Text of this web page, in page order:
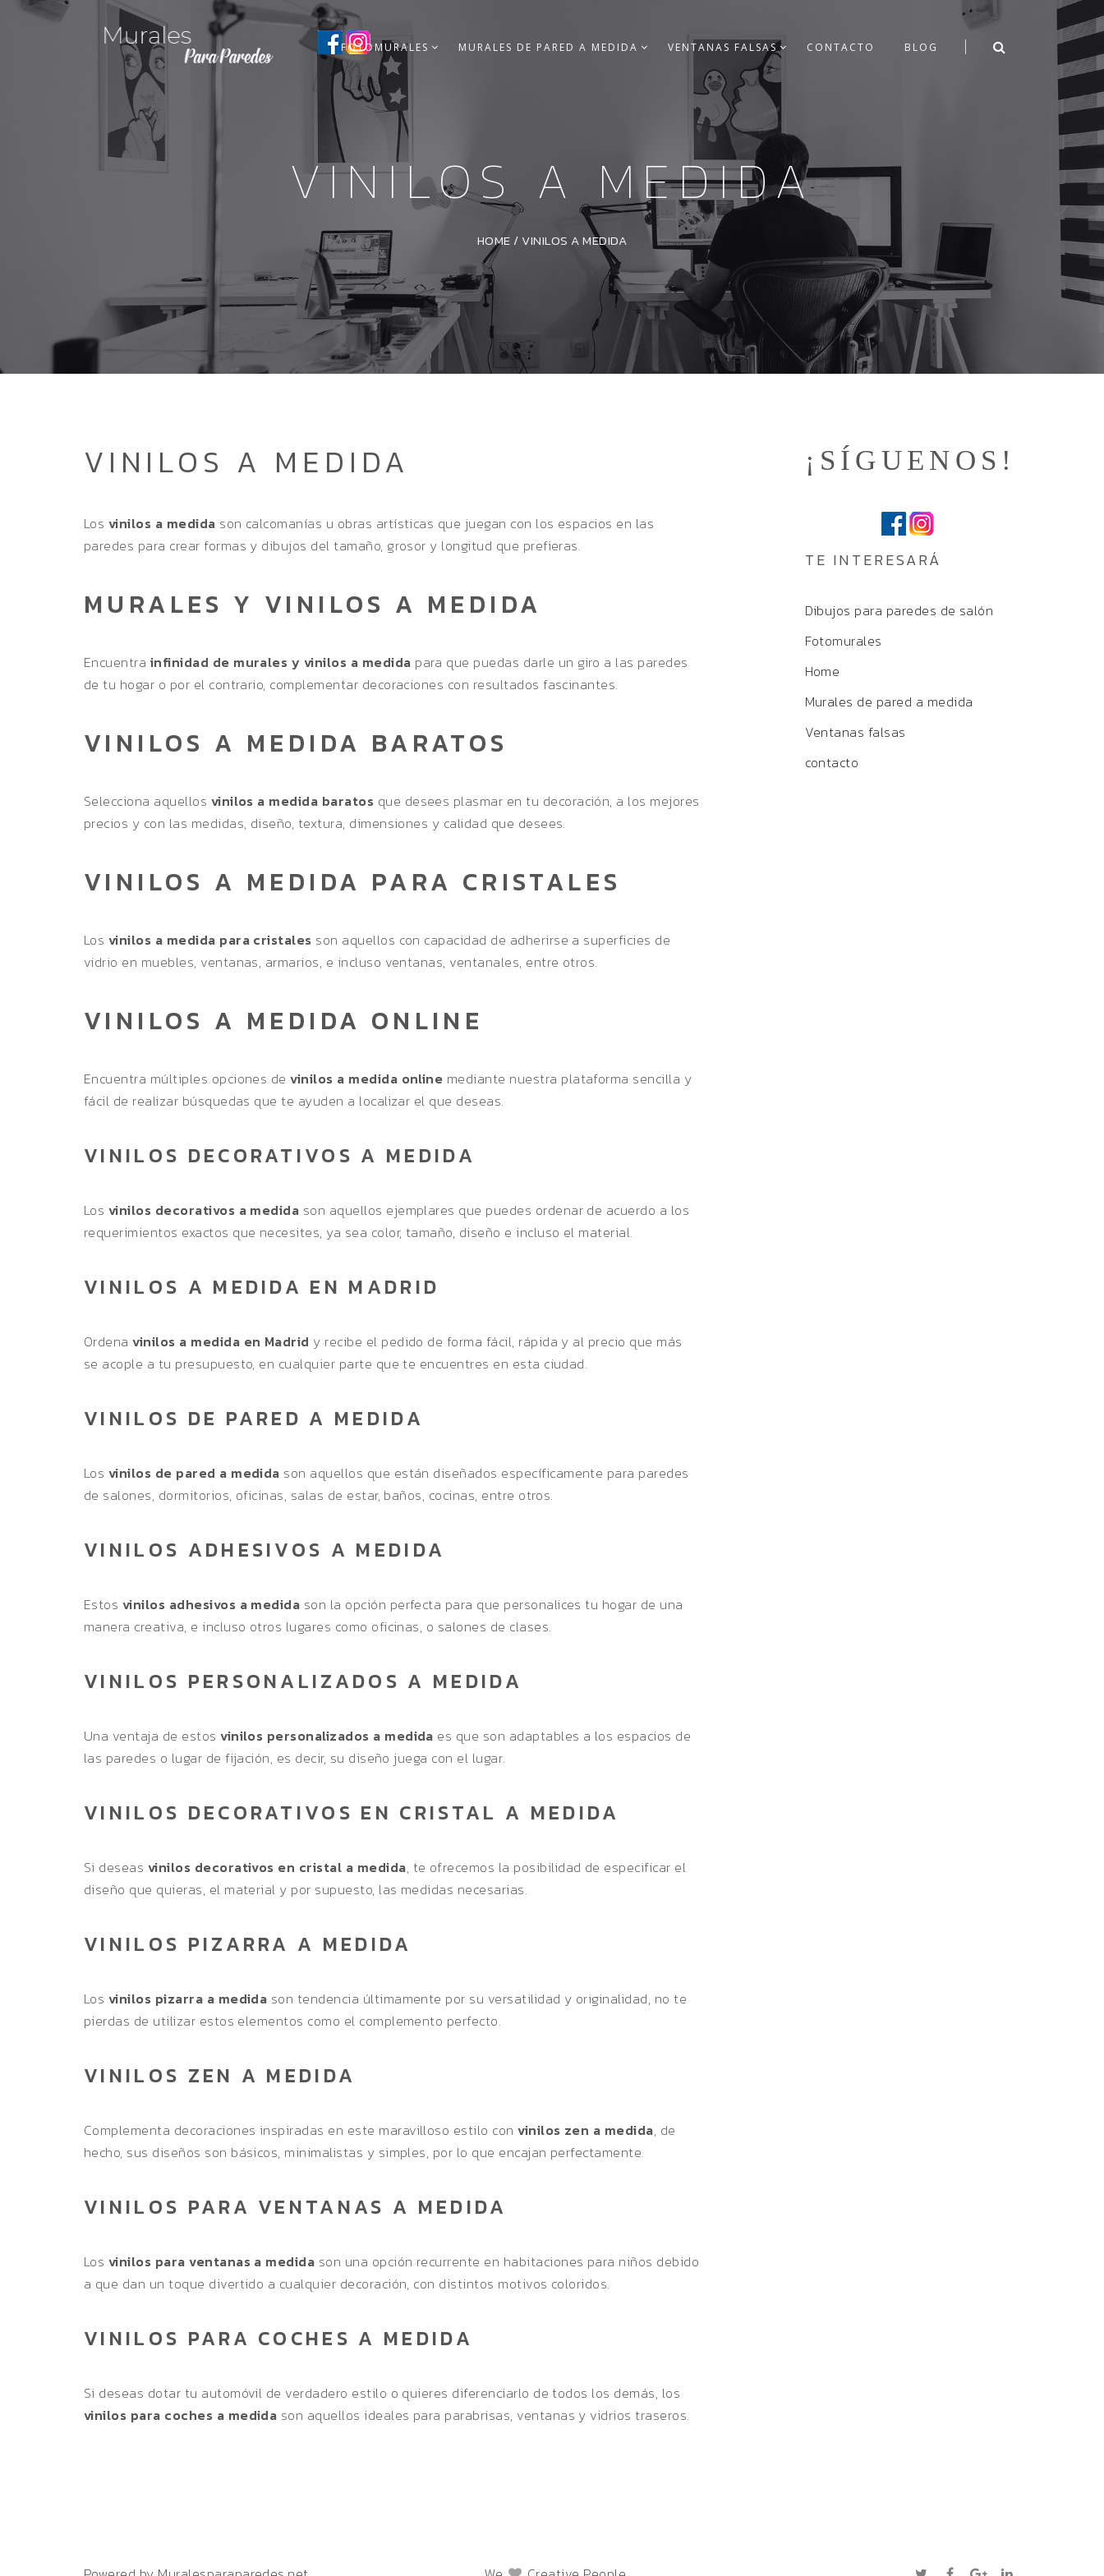
FOTOMURALES MURALES DE PARED A MEDIDA VENTANAS FALSAS CONTACTO BLOG
VINILOS A MEDIDA
HOME / VINILOS A MEDIDA
VINILOS A MEDIDA
Los vinilos a medida son calcomanías u obras artísticas que juegan con los espacios en las
paredes para crear formas y dibujos del tamaño, grosor y longitud que prefieras.
MURALES Y VINILOS A MEDIDA
Encuentra infinidad de murales y vinilos a medida para que puedas darle un giro a las paredes
de tu hogar o por el contrario, complementar decoraciones con resultados fascinantes.
VINILOS A MEDIDA BARATOS
Selecciona aquellos vinilos a medida baratos que desees plasmar en tu decoración, a los mejores
precios y con las medidas, diseño, textura, dimensiones y calidad que desees.
VINILOS A MEDIDA PARA CRISTALES
Los vinilos a medida para cristales son aquellos con capacidad de adherirse a superficies de
vidrio en muebles, ventanas, armarios, e incluso ventanas, ventanales, entre otros.
VINILOS A MEDIDA ONLINE
Encuentra múltiples opciones devinilos a medida online mediante nuestra plataforma sencilla y
fácil de realizar búsquedas que te ayuden a localizar el que deseas.
VINILOS DECORATIVOS A MEDIDA
Los vinilos decorativos a medida son aquellos ejemplares que puedes ordenar de acuerdo a los
requerimientos exactos que necesites, ya sea color, tamaño, diseño e incluso el material.
VINILOS A MEDIDA EN MADRID
Ordenavinilos a medida en Madrid y recibe el pedido de forma fácil, rápida y al precio que más
se acople a tu presupuesto, en cualquier parte que te encuentres en esta ciudad.
VINILOS DE PARED A MEDIDA
Los vinilos de pared a medida son aquellos que están diseñados específicamente para paredes
de salones, dormitorios, oficinas, salas de estar, baños, cocinas, entre otros.
VINILOS ADHESIVOS A MEDIDA
Estos vinilos adhesivos a medida son la opción perfecta para que personalices tu hogar de una
manera creativa, e incluso otros lugares como oficinas, o salones de clases.
VINILOS PERSONALIZADOS A MEDIDA
Una ventaja de estosvinilos personalizados a medida es que son adaptables a los espacios de
las paredes o lugar de fijación, es decir, su diseño juega con el lugar.
VINILOS DECORATIVOS EN CRISTAL A MEDIDA
Si deseas vinilos decorativos en cristal a medida, te ofrecemos la posibilidad de especificar el
diseño que quieras, el material y por supuesto, las medidas necesarias.
VINILOS PIZARRA A MEDIDA
Los vinilos pizarra a medida son tendencia últimamente por su versatilidad y originalidad, no te
pierdas de utilizar estos elementos como el complemento perfecto.
VINILOS ZEN A MEDIDA
Complementa decoraciones inspiradas en este maravilloso estilo convinilos zen a medida, de
hecho, sus diseños son básicos, minimalistas y simples, por lo que encajan perfectamente.
VINILOS PARA VENTANAS A MEDIDA
Los vinilos para ventanas a medida son una opción recurrente en habitaciones para niños debido
a que dan un toque divertido a cualquier decoración, con distintos motivos coloridos.
VINILOS PARA COCHES A MEDIDA
Si deseas dotar tu automóvil de verdadero estilo o quieres diferenciarlo de todos los demás, los
vinilos para coches a medida son aquellos ideales para parabrisas, ventanas y vidrios traseros.
¡SÍGUENOS!
TE INTERESARÁ
Dibujos para paredes de salón
Fotomurales
Home
Murales de pared a medida
Ventanas falsas
contacto